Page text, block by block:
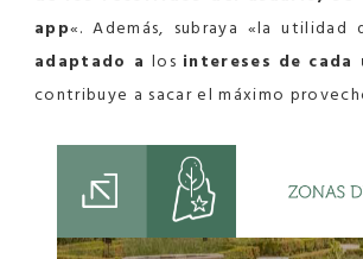
app«. Además, subraya «la utilidad
adaptado a los intereses de cada
contribuye a sacar el máximo